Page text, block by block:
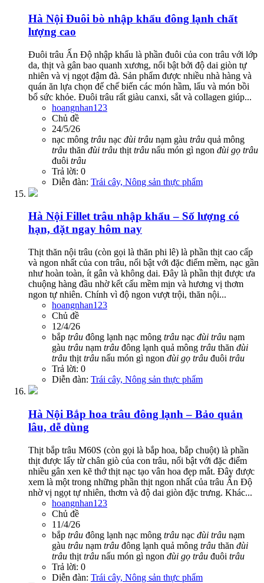
Hà Nội Đuôi bò nhập khẩu đông lạnh chất
lượng cao
Đuôi trâu Ấn Độ nhập khẩu là phần đuôi của con trâu với lớp
da, thịt và gân bao quanh xương, nổi bật bởi độ dai giòn tự
nhiên và vị ngọt đậm đà. Sản phẩm được nhiều nhà hàng và
quán ăn lựa chọn để chế biến các món hầm, lẩu và món bồi
bổ sức khỏe. Đuôi trâu rất giàu canxi, sắt và collagen giúp...
hoangnhan123
Chủ đề
24/5/26
nạc mông trâu nạc đùi trâu nạm gàu trâu quả mông
trâu thăn đùi trâu thịt trâu nấu món gì ngon đùi gọ trâu
đuôi trâu
Trả lời: 0
Diễn đàn: Trái cây, Nông sản thực phẩm
Hà Nội Fillet trâu nhập khẩu – Số lượng có
hạn, đặt ngay hôm nay
Thịt thăn nội trâu (còn gọi là thăn phi lê) là phần thịt cao cấp
và ngon nhất của con trâu, nổi bật với đặc điểm mềm, nạc gần
như hoàn toàn, ít gân và không dai. Đây là phần thịt được ưa
chuộng hàng đầu nhờ kết cấu mềm mịn và hương vị thơm
ngon tự nhiên. Chính vì độ ngon vượt trội, thăn nội...
hoangnhan123
Chủ đề
12/4/26
bắp trâu đông lạnh nạc mông trâu nạc đùi trâu nạm
gàu trâu nạm trâu đông lạnh quả mông trâu thăn đùi
trâu thịt trâu nấu món gì ngon đùi gọ trâu đuôi trâu
Trả lời: 0
Diễn đàn: Trái cây, Nông sản thực phẩm
Hà Nội Bắp hoa trâu đông lạnh – Bảo quản
lâu, dễ dùng
Thịt bắp trâu M60S (còn gọi là bắp hoa, bắp chuột) là phần
thịt được lấy từ chân giò của con trâu, nổi bật với đặc điểm
nhiều gân xen kẽ thớ thịt nạc tạo vân hoa đẹp mắt. Đây được
xem là một trong những phần thịt ngon nhất của trâu Ấn Độ
nhờ vị ngọt tự nhiên, thơm và độ dai giòn đặc trưng. Khác...
hoangnhan123
Chủ đề
11/4/26
bắp trâu đông lạnh nạc mông trâu nạc đùi trâu nạm
gàu trâu nạm trâu đông lạnh quả mông trâu thăn đùi
trâu thịt trâu nấu món gì ngon đùi gọ trâu đuôi trâu
Trả lời: 0
Diễn đàn: Trái cây, Nông sản thực phẩm